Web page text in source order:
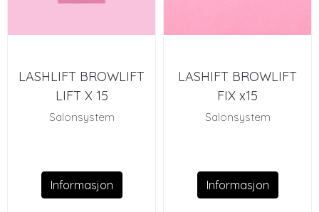
LASHLIFT BROWLIFT
LIFT X 15
Salonsystem
Informasjon
LASHIFT BROWLIFT
FIX x15
Salonsystem
Informasjon